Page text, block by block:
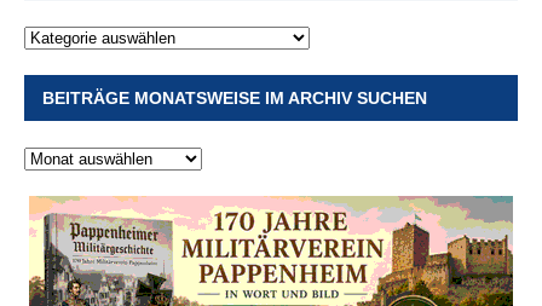
BEITRÄGE MONATSWEISE IM ARCHIV SUCHEN